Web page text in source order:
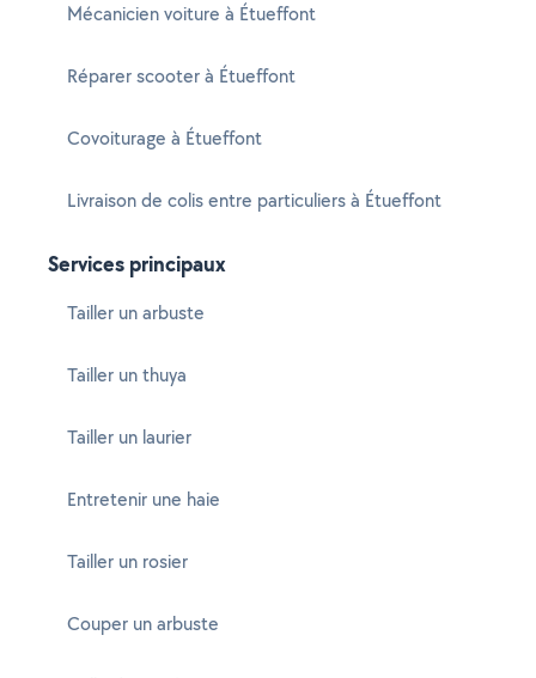
Mécanicien voiture à Étueffont
Réparer scooter à Étueffont
Covoiturage à Étueffont
Livraison de colis entre particuliers à Étueffont
Services principaux
Tailler un arbuste
Tailler un thuya
Tailler un laurier
Entretenir une haie
Tailler un rosier
Couper un arbuste